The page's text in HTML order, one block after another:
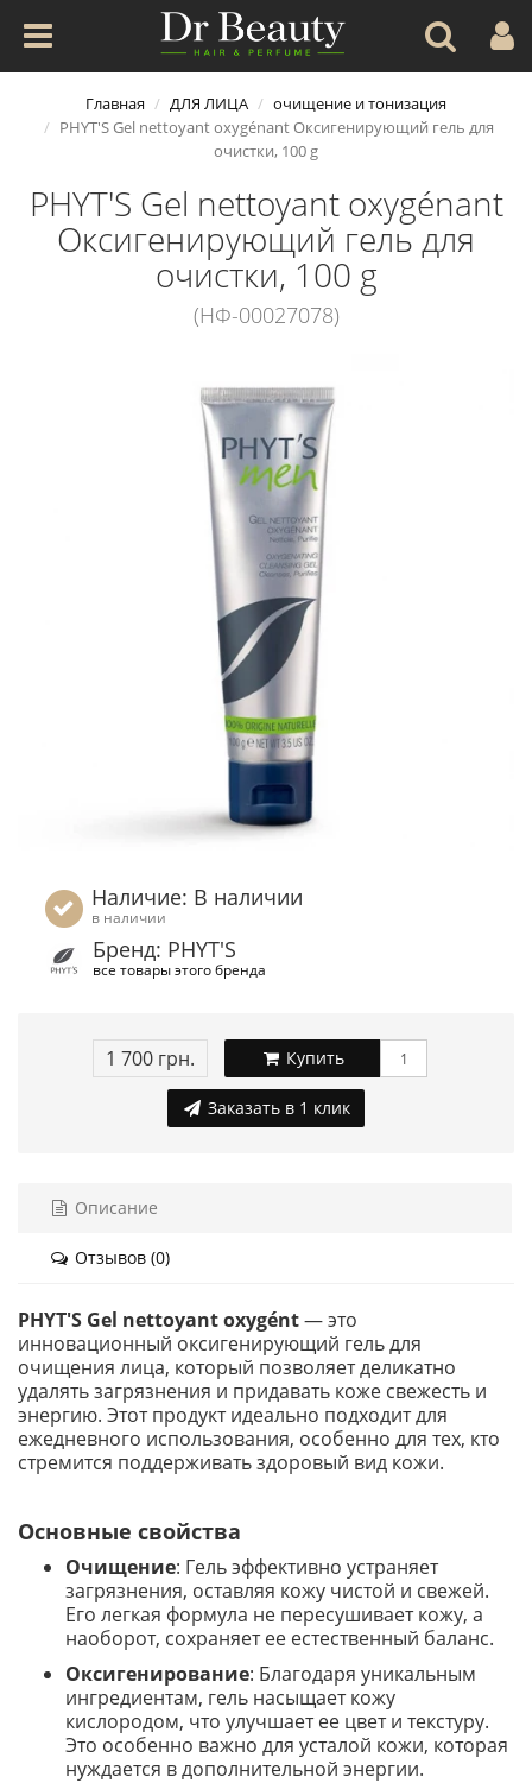
Главная ДЛЯ ЛИЦА
очищение и тонизация
PHYT'S Gel nettoyant oxygénant Оксигенирующий гель для
очистки, 100 g
PHYT'S Gel nettoyant oxygénant
Оксигенирующий гель для
очистки, 100 g
(НФ-00027078)
Наличие: В наличии
в наличии
Бренд: PHYT'S
все товары этого бренда
1 700 грн. Купить
Заказать в 1 клик
Описание
Отзывов (0)
PHYT'S Gel nettoyant oxygént— это
инновационный оксигенирующий гель для
очищения лица, который позволяет деликатно
удалять загрязнения и придавать коже свежесть и
энергию. Этот продукт идеально подходит для
ежедневного использования, особенно для тех, кто
стремится поддерживать здоровый вид кожи.
Основные свойства
Очищение: Гель эффективно устраняет
загрязнения, оставляя кожу чистой и свежей.
Его легкая формула не пересушивает кожу, а
наоборот, сохраняет ее естественный баланс.
Оксигенирование: Благодаря уникальным
ингредиентам, гель насыщает кожу
кислородом, что улучшает ее цвет и текстуру.
Это особенно важно для усталой кожи, которая
нуждается в дополнительной энергии.